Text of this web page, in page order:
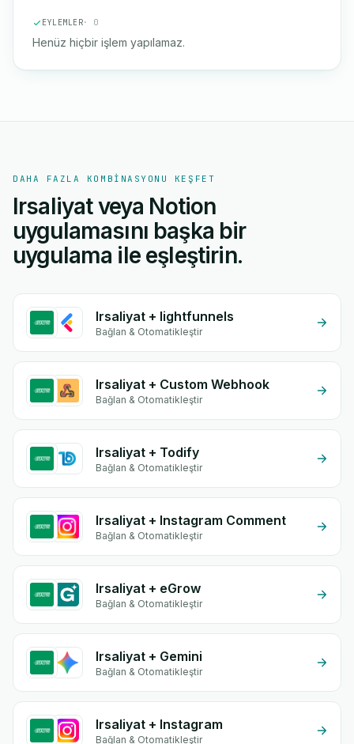
EYLEMLER· 0
Henüz hiçbir işlem yapılamaz.
DAHA FAZLA KOMBINASYONU KEŞFET
Irsaliyat veya Notion
uygulamasını başka bir
uygulama ile eşleştirin.
Irsaliyat + lightfunnels
Bağlan & Otomatikleştir
Irsaliyat + Custom Webhook
Bağlan & Otomatikleştir
Irsaliyat + Todify
Bağlan & Otomatikleştir
Irsaliyat + Instagram Comment
Bağlan & Otomatikleştir
Irsaliyat + eGrow
Bağlan & Otomatikleştir
Irsaliyat + Gemini
Bağlan & Otomatikleştir
Irsaliyat + Instagram
Bağlan & Otomatikleştir